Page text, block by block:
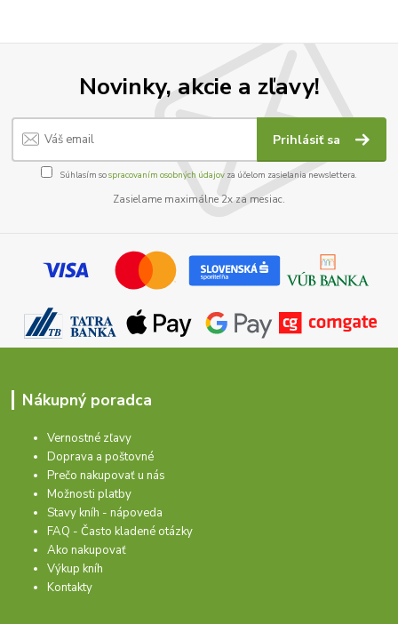
Novinky, akcie a zľavy!
Prihlásiť sa
Súhlasím sospracovaním osobných údajov za účelom zasielania newslettera.
Zasielame maximálne 2x za mesiac.
Nákupný poradca
Vernostné zľavy
Doprava a poštovné
Prečo nakupovať u nás
Možnosti platby
Stavy kníh - nápoveda
FAQ - Často kladené otázky
Ako nakupovať
Výkup kníh
Kontakty